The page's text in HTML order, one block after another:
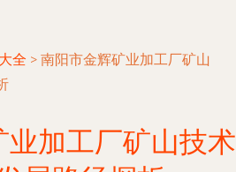
全 > 南阳市金辉矿业加工厂矿山
加工厂矿山技术